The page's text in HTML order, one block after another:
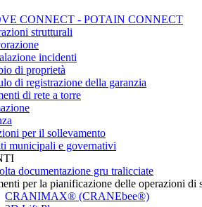
CONNECT - POTAIN CONNECT
strutturali
incidenti
di proprietà
di registrazione della garanzia
di rete a torre
per il sollevamento
municipali e governativi
documentazione gru tralicciate
per la pianificazione delle operazioni di
CRANIMAX® (CRANEbee®)